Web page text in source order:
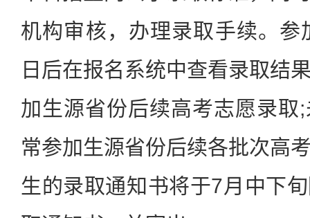
机构审核，办理录取手续。
日后在报名系统中查看录取结
加生源省份后续高考志愿录取
常参加生源省份后续各批次高
生的录取通知书将于7月中下